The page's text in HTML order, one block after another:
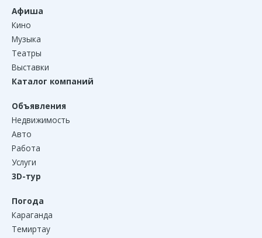
Афиша
Кино
Музыка
Театры
Выставки
Каталог компаний
Объявления
Недвижимость
Авто
Работа
Услуги
3D-тур
Погода
Караганда
Темиртау